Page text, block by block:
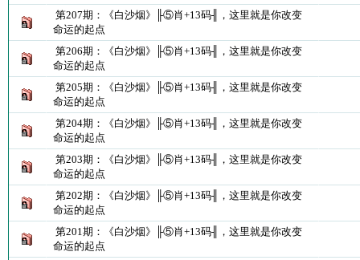
第207期：《白沙烟》╟⑤肖+13码╢，这里就是你改变
命运的起点
第206期：《白沙烟》╟⑤肖+13码╢，这里就是你改变
命运的起点
第205期：《白沙烟》╟⑤肖+13码╢，这里就是你改变
命运的起点
第204期：《白沙烟》╟⑤肖+13码╢，这里就是你改变
命运的起点
第203期：《白沙烟》╟⑤肖+13码╢，这里就是你改变
命运的起点
第202期：《白沙烟》╟⑤肖+13码╢，这里就是你改变
命运的起点
第201期：《白沙烟》╟⑤肖+13码╢，这里就是你改变
命运的起点